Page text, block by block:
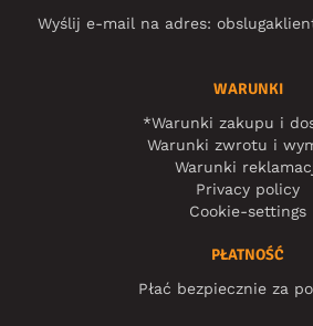
Wyślij e-mail na adres:
WARUNKI
*Warunki zakupu i
Warunki zwrotu i
Warunki
Privacy policy
Cookie-settings
PŁATNOŚĆ
Płać bezpiecznie za